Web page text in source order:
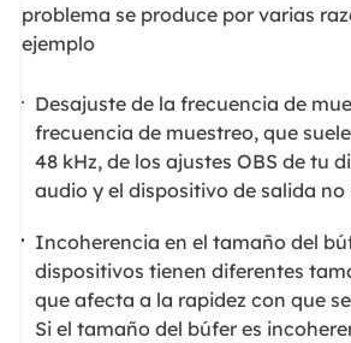
problema se produce por varias
ejemplo
Desajuste de la frecuencia de
frecuencia de muestreo, que
48 kHz, de los ajustes OBS de tu
audio y el dispositivo de salida
Incoherencia en el tamaño del
dispositivos tienen diferentes
que afecta a la rapidez con que
Si el tamaño del búfer es